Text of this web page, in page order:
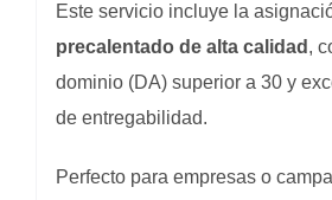
Este servicio incluye la
precalentado de alta calidad ,
dominio (DA) superior a 30 y
de entregabilidad.
Perfecto para empresas o